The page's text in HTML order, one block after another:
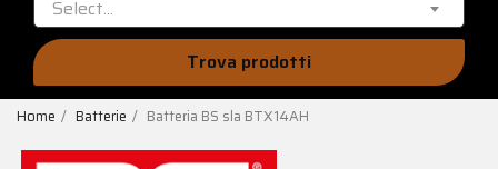
Select...
Trova prodotti
Home Batterie Batteria BS sla BTX14AH